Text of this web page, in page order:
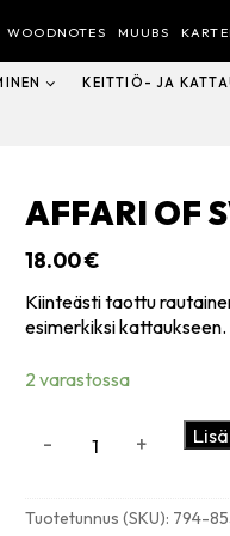
WOODNOTES MUUBS
KEITTIÖ- JA
AFFARI OF
18.00€
Kiinteästi taottu
esimerkiksi kattaukseen.
2 varastossa
kynttilänjalka,
- +
Tuotetunnus (SKU): 794-